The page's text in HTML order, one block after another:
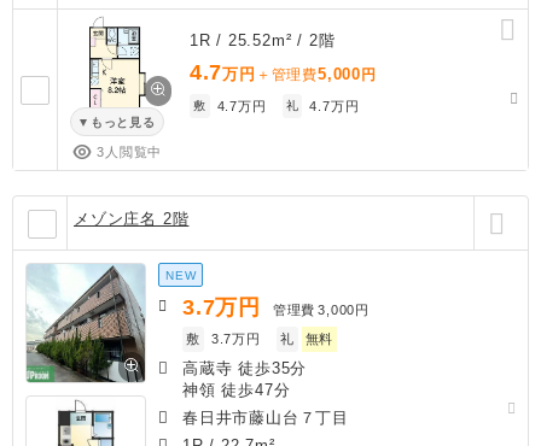
もっと見る
3人閲覧中
1R / 25.52m² / 2階
4.7万円 ＋管理費5,000 円
敷 4.7万円 礼 4.7万円
メゾン庄名 2階
NEW
3.7万円 管理費 3,000円
敷
3.7万円 礼 無料
高蔵寺 徒歩35分
神領 徒歩47分
春日井市藤山台７丁目